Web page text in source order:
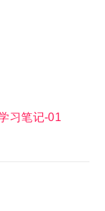
习笔记-01